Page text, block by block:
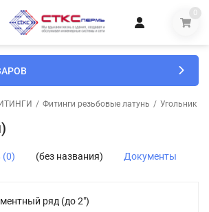
0
/ Фитинги резьбовые латунь / Угольник
(0) (без названия) Документы
ряд (до 2")